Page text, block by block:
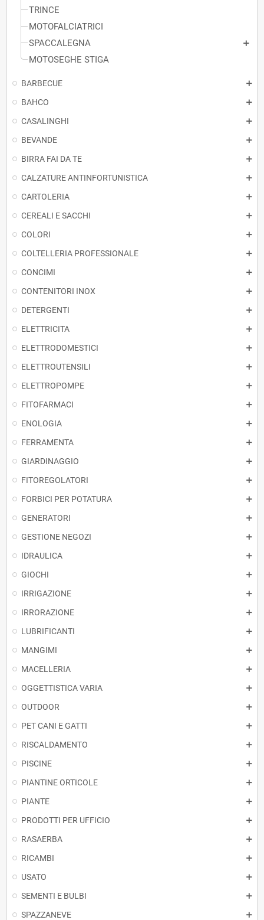
TRINCE
MOTOFALCIATRICI
SPACCALEGNA
MOTOSEGHE STIGA
BARBECUE
BAHCO
CASALINGHI
BEVANDE
BIRRA FAI DA TE
CALZATURE ANTINFORTUNISTICA
CARTOLERIA
CEREALI E SACCHI
COLORI
COLTELLERIA PROFESSIONALE
CONCIMI
CONTENITORI INOX
DETERGENTI
ELETTRICITA
ELETTRODOMESTICI
ELETTROUTENSILI
ELETTROPOMPE
FITOFARMACI
ENOLOGIA
FERRAMENTA
GIARDINAGGIO
FITOREGOLATORI
FORBICI PER POTATURA
GENERATORI
GESTIONE NEGOZI
IDRAULICA
GIOCHI
IRRIGAZIONE
IRRORAZIONE
LUBRIFICANTI
MANGIMI
MACELLERIA
OGGETTISTICA VARIA
OUTDOOR
PET CANI E GATTI
RISCALDAMENTO
PISCINE
PIANTINE ORTICOLE
PIANTE
PRODOTTI PER UFFICIO
RASAERBA
RICAMBI
USATO
SEMENTI E BULBI
SPAZZANEVE